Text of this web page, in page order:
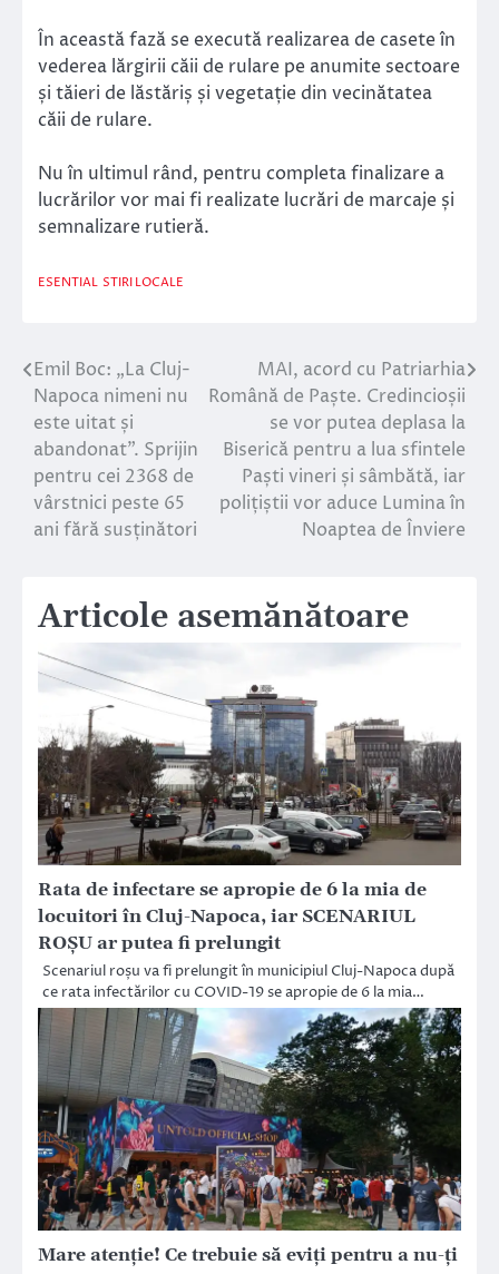
În această fază se execută realizarea de casete în
vederea lărgirii căii de rulare pe anumite sectoare
și tăieri de lăstăriș și vegetație din vecinătatea
căii de rulare.
Nu în ultimul rând, pentru completa finalizare a
lucrărilor vor mai fi realizate lucrări de marcaje și
semnalizare rutieră.
ESENTIAL STIRI LOCALE
Navigare
în
articole
Emil Boc: „La Cluj-
Napoca nimeni nu
este uitat și
abandonat”. Sprijin
pentru cei 2368 de
vârstnici peste 65
ani fără susținători
MAI, acord cu Patriarhia
Română de Paște. Credincioșii
se vor putea deplasa la
Biserică pentru a lua sfintele
Paști vineri și sâmbătă, iar
polițiștii vor aduce Lumina în
Noaptea de Înviere
Articole asemănătoare
Rata de infectare se apropie de 6 la mia de
locuitori în Cluj-Napoca, iar SCENARIUL
ROȘU ar putea fi prelungit
Scenariul roșu va fi prelungit în municipiul Cluj-Napoca după
ce rata infectărilor cu COVID-19 se apropie de 6 la mia…
Mare atenție! Ce trebuie să eviți pentru a nu-ți